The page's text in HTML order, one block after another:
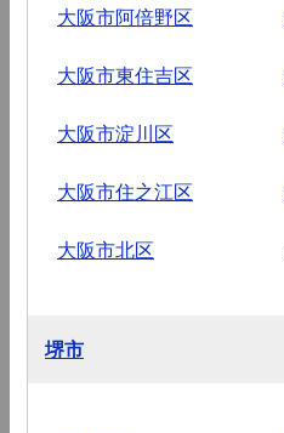
大阪市阿倍野区
大阪市東住吉区
大阪市淀川区
大阪市住之江区
大阪市北区
堺市